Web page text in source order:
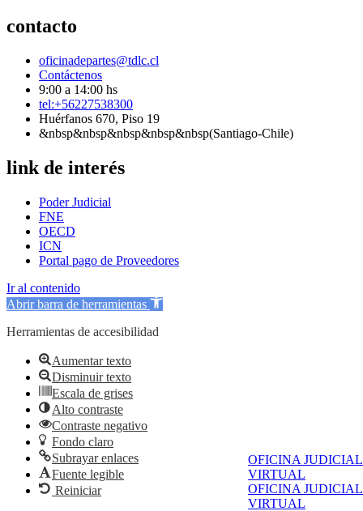
OFICINA JUDICIAL
VIRTUAL
OFICINA JUDICIAL
VIRTUAL
contacto
oficinadepartes@tdlc.cl
Contáctenos
9:00 a 14:00 hs
tel:+56227538300
Huérfanos 670, Piso 19
&nbsp&nbsp&nbsp&nbsp&nbsp(Santiago-Chile)
link de interés
Poder Judicial
FNE
OECD
ICN
Portal pago de Proveedores
Ir al contenido
Abrir barra de herramientas
Herramientas de accesibilidad
Aumentar texto
Disminuir texto
Escala de grises
Alto contraste
Contraste negativo
Fondo claro
Subrayar enlaces
Fuente legible
Reiniciar